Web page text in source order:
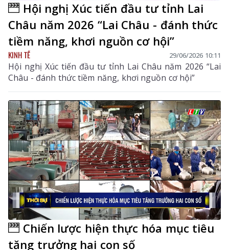
Hội nghị Xúc tiến đầu tư tỉnh Lai
Châu năm 2026 “Lai Châu - đánh thức
tiềm năng, khơi nguồn cơ hội”
KINH TẾ 29/06/2026 10:11
Hội nghị Xúc tiến đầu tư tỉnh Lai Châu năm 2026 “Lai
Châu - đánh thức tiềm năng, khơi nguồn cơ hội”
Chiến lược hiện thực hóa mục tiêu
tăng trưởng hai con số